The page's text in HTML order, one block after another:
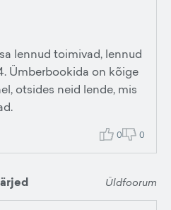
lennud toimivad, lennud
Ümberbookida on kõige
otsides neid lende, mis
0 0
Üldfoorum